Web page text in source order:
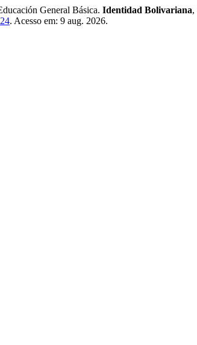
General Básica. Identidad Bolivariana,
. Acesso em: 9 aug. 2026.